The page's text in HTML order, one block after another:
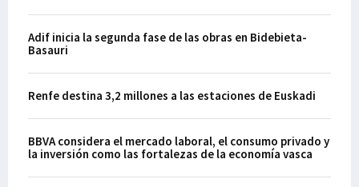
Adif inicia la segunda fase de las obras en Bidebieta-
Basauri
Renfe destina 3,2 millones a las estaciones de Euskadi
BBVA considera el mercado laboral, el consumo privado y
la inversión como las fortalezas de la economía vasca